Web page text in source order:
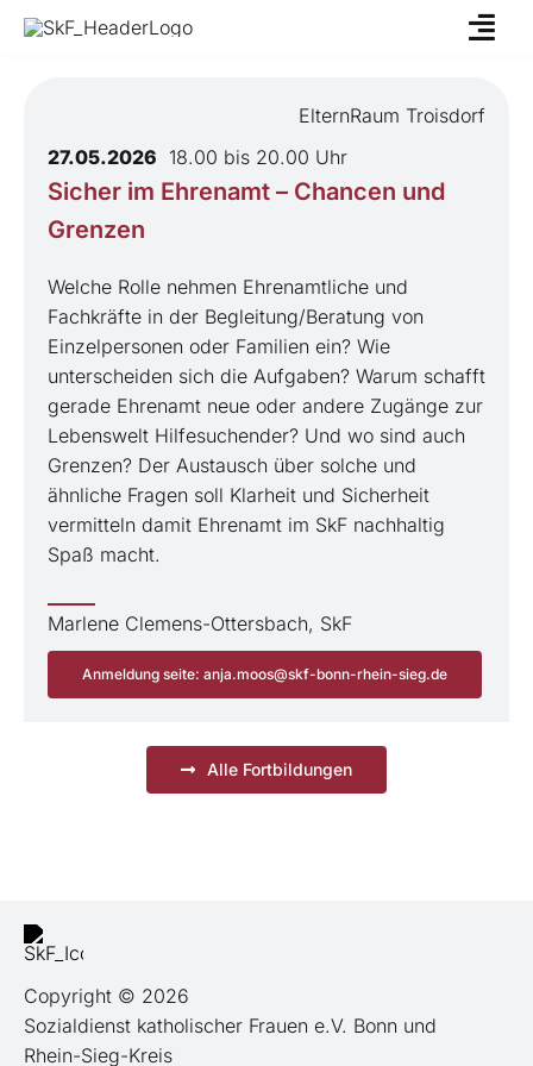
Skip
ElternRaum Troisdorf
27.05.2026 18.00 bis 20.00 Uhr
Sicher im Ehrenamt – Chancen und
Grenzen
Welche Rolle nehmen Ehrenamtliche und
Fachkräfte in der Begleitung/Beratung von
Einzelpersonen oder Familien ein? Wie
unterscheiden sich die Aufgaben? Warum schafft
gerade Ehrenamt neue oder andere Zugänge zur
Lebenswelt Hilfesuchender? Und wo sind auch
Grenzen? Der Austausch über solche und
ähnliche Fragen soll Klarheit und Sicherheit
vermitteln damit Ehrenamt im SkF nachhaltig
Spaß macht.
Marlene Clemens-Ottersbach, SkF
Anmeldung seite: anja.moos@skf-bonn-rhein-sieg.de
Alle Fortbildungen
Copyright © 2026
Sozialdienst katholischer Frauen e.V. Bonn und
Rhein-Sieg-Kreis